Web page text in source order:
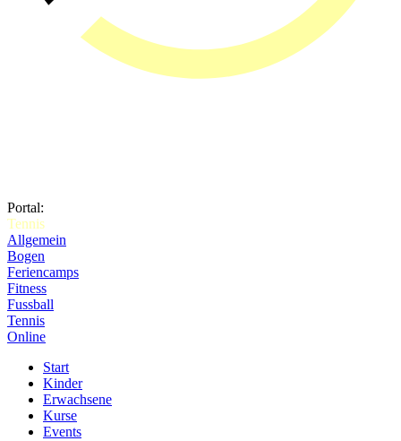
Portal:
Tennis
Allgemein
Bogen
Feriencamps
Fitness
Fussball
Tennis
Online
Start
Kinder
Erwachsene
Kurse
Events